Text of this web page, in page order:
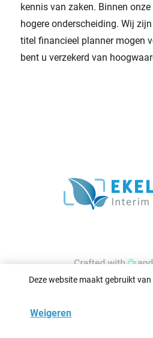
kennis van zaken. Binnen
hogere onderscheiding. Wij
titel financieel planner mogen
bent u verzekerd van
Deze website maakt gebruikt van
Weigeren